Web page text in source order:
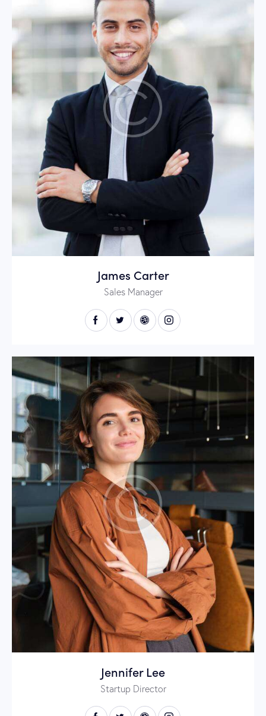
James Carter
Sales Manager
Jennifer Lee
Startup Director